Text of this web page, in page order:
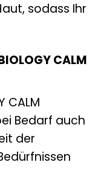
sodass Ihr
CALM
CALM
Bedarf auch
der